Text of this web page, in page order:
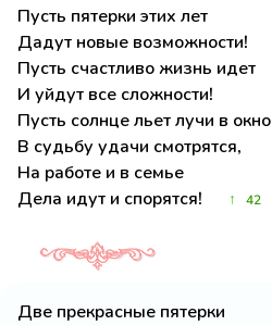
Пусть пятерки этих лет
Дадут новые возможности!
Пусть счастливо жизнь идет
И уйдут все сложности!
Пусть солнце льет лучи в окно
В судьбу удачи смотрятся,
На работе и в семье
Дела идут и спорятся!
↑ 42
Две прекрасные пятерки